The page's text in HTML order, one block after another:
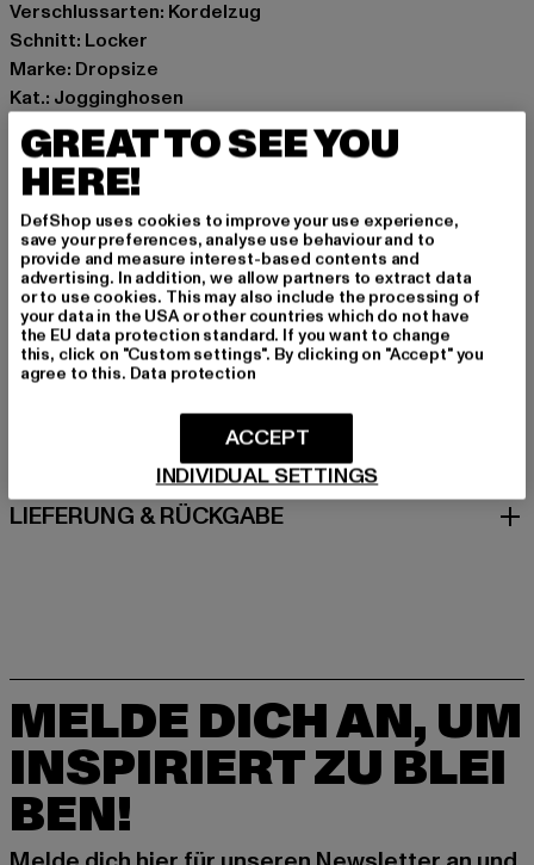
Verschlussarten: Kordelzug
Schnitt: Locker
Marke: Dropsize
Kat.: Jogginghosen
Farbe: grau
Hersteller Farbe: steel grey
Materialzusammensetzung: 70% Baumwolle, 30%
Polyester
Art.Nr: DS-OSP-006-07057
Hersteller: Dropsize GmbH |management@dropsize.de
Motzener Straße 6 | 12277 Berlin | DE
GRÖSSE & PASSFORM
PFLEGEHINWEISE
LIEFERUNG & RÜCKGABE
MELDE DICH AN, UM
INSPIRIERT ZU BLEI
BEN!
GREAT TO SEE YOU
HERE!
DefShop uses cookies to improve your use experience,
save your preferences, analyse use behaviour and to
provide and measure interest-based contents and
advertising. In addition, we allow partners to extract data
or to use cookies. This may also include the processing of
your data in the USA or other countries which do not have
the EU data protection standard. If you want to change
this, click on "Custom settings". By clicking on "Accept" you
agree to this. Data protection
INDIVIDUAL SETTINGS
ACCEPT